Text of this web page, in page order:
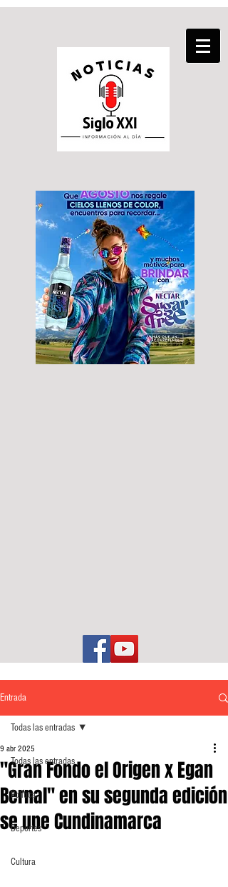
Entrada
Todas las entradas
Política
Deportes
Cultura
Todas las entradas
"Gran Fondo el Origen x Egan
Bernal" en su segunda edición
se une Cundinamarca
9 abr 2025